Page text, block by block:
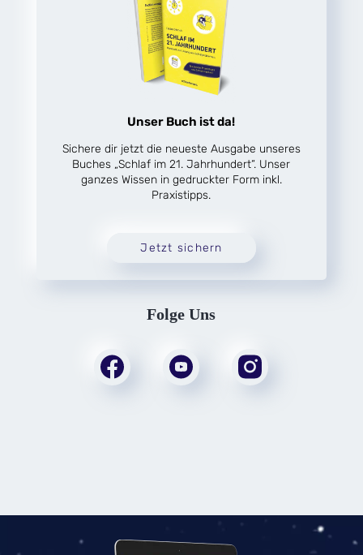
Unser Buch ist da!
Sichere dir jetzt die neueste Ausgabe unseres
Buches „Schlaf im 21. Jahrhundert“. Unser
ganzes Wissen in gedruckter Form inkl.
Praxistipps.
Jetzt sichern
Folge Uns